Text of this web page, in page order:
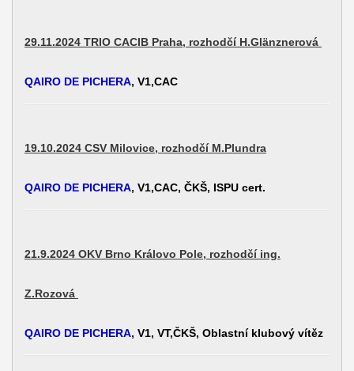
29.11.2024 TRIO CACIB Praha, rozhodčí H.Glänznerová
QAIRO DE PICHERA, V1,CAC
19.10.2024 CSV Milovice, rozhodčí M.Plundra
QAIRO DE PICHERA, V1,CAC, ČKŠ, ISPU cert.
21.9.2024 OKV Brno Královo Pole, rozhodčí ing.
Z.Rozová
QAIRO DE PICHERA, V1, VT,ČKŠ, Oblastní klubový vítěz